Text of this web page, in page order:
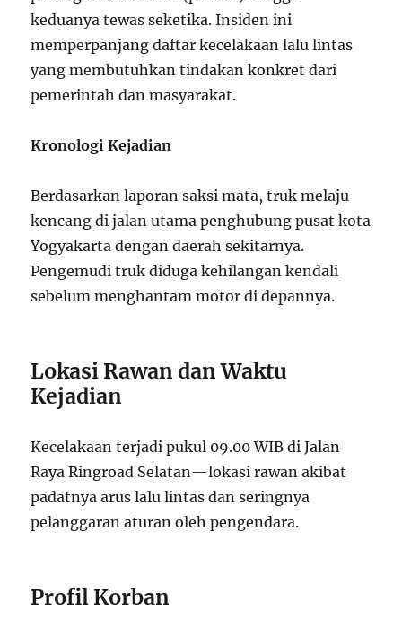
keduanya tewas seketika. Insiden ini
memperpanjang daftar kecelakaan lalu lintas
yang membutuhkan tindakan konkret dari
pemerintah dan masyarakat.
Kronologi Kejadian
Berdasarkan laporan saksi mata, truk melaju
kencang di jalan utama penghubung pusat kota
Yogyakarta dengan daerah sekitarnya.
Pengemudi truk diduga kehilangan kendali
sebelum menghantam motor di depannya.
Lokasi Rawan dan Waktu
Kejadian
Kecelakaan terjadi pukul 09.00 WIB di Jalan
Raya Ringroad Selatan—lokasi rawan akibat
padatnya arus lalu lintas dan seringnya
pelanggaran aturan oleh pengendara.
Profil Korban